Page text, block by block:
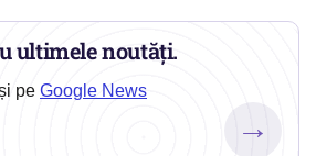
ultimele noutăți.
pe Google News
→